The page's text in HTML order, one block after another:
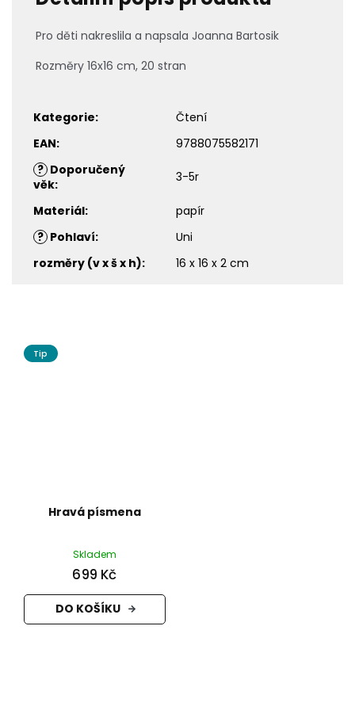
Pro děti nakreslila a napsala Joanna Bartosik
Rozměry 16x16 cm, 20 stran
Kategorie:
Čtení
EAN:
9788075582171
? Doporučený
věk: 3-5r
Materiál:
papír
? Pohlaví:
Uni
rozměry (v x š x h): 16 x 16 x 2 cm
Tip
Hravá písmena
Skladem
699 Kč
DO KOŠÍKU